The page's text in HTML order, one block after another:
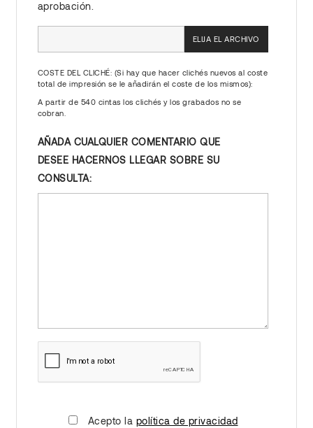
aprobación.
ELIJA EL ARCHIVO
COSTE DEL CLICHÉ: (Si hay que hacer clichés nuevos al coste
total de impresión se le añadirán el coste de los mismos):
A partir de 540 cintas los clichés y los grabados no se
cobran.
AÑADA CUALQUIER COMENTARIO QUE
DESEE HACERNOS LLEGAR SOBRE SU
CONSULTA:
Acepto la política de privacidad